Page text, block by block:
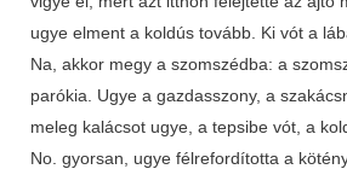
ugye elment a koldús tovább. Ki vót a
Na, akkor megy a szomszédba: a
parókia. Ugye a gazdasszony, a
meleg kalácsot ugye, a tepsibe vót, a
No. gyorsan, ugye félrefordította a